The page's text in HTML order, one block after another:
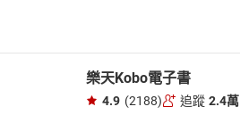
樂天Kobo電子書
4.9 (2188) 追蹤 2.4萬